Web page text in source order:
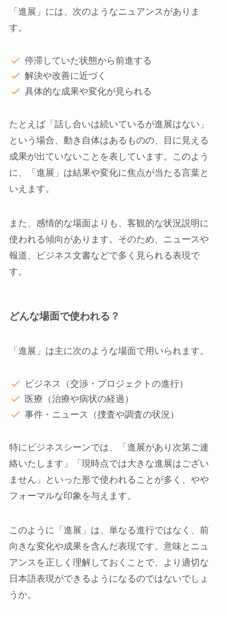
「進展」には、次のようなニュアンスがありま
す。
停滞していた状態から前進する
解決や改善に近づく
具体的な成果や変化が見られる
たとえば「話し合いは続いているが進展はない」
という場合、動き自体はあるものの、目に見える
成果が出ていないことを表しています。このよう
に、「進展」は結果や変化に焦点が当たる言葉と
いえます。
また、感情的な場面よりも、客観的な状況説明に
使われる傾向があります。そのため、ニュースや
報道、ビジネス文書などで多く見られる表現で
す。
どんな場面で使われる？
「進展」は主に次のような場面で用いられます。
ビジネス（交渉・プロジェクトの進行）
医療（治療や病状の経過）
事件・ニュース（捜査や調査の状況）
特にビジネスシーンでは、「進展があり次第ご連
絡いたします」「現時点では大きな進展はござい
ません」といった形で使われることが多く、やや
フォーマルな印象を与えます。
このように「進展」は、単なる進行ではなく、前
向きな変化や成果を含んだ表現です。意味とニュ
アンスを正しく理解しておくことで、より適切な
日本語表現ができるようになるのではないでしょ
うか。